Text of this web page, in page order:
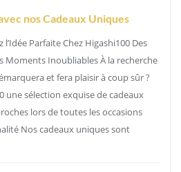
nos Cadeaux Uniques
Parfaite Chez Higashi100 Des
Moments Inoubliables À la recherche
et fera plaisir à coup sûr ?
une sélection exquise de cadeaux
lors de toutes les occasions
Nos cadeaux uniques sont